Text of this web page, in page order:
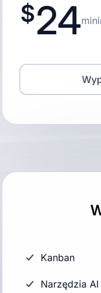
24
Kanban
Narzędzia AI